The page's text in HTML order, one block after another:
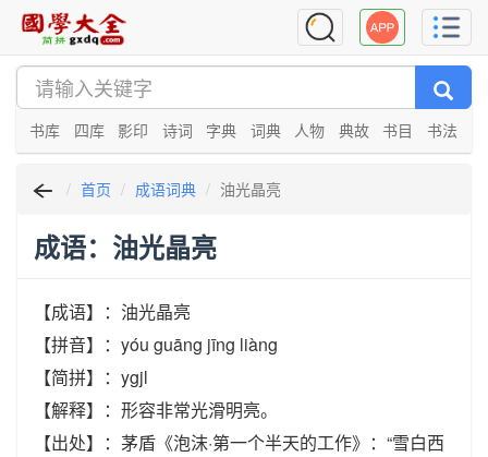
书库 四库 影印 诗词 字典 词典 人物 典故 书目 书法
首页 成语词典 油光晶亮
成语：油光晶亮
【成语】：油光晶亮
【拼音】：yóu guāng jīng liàng
【简拼】：ygjl
【解释】：形容非常光滑明亮。
【出处】：茅盾《泡沫·第一个半天的工作》：“雪白西